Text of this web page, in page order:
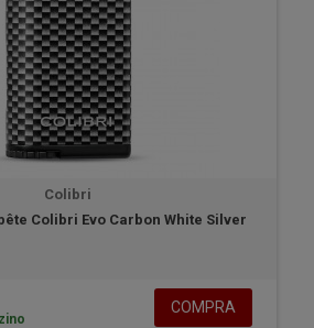
Colibri
Colibri Evo Carbon White Silver
COMPRA